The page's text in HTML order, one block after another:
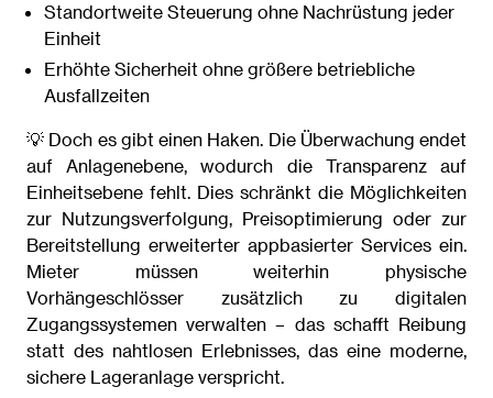
Standortweite Steuerung ohne Nachrüstung jeder
Einheit
Erhöhte Sicherheit ohne größere betriebliche
Ausfallzeiten
💡 Doch es gibt einen Haken. Die Überwachung endet
auf Anlagenebene, wodurch die Transparenz auf
Einheitsebene fehlt. Dies schränkt die Möglichkeiten
zur Nutzungsverfolgung, Preisoptimierung oder zur
Bereitstellung erweiterter appbasierter Services ein.
Mieter müssen weiterhin physische
Vorhängeschlösser zusätzlich zu digitalen
Zugangssystemen verwalten – das schafft Reibung
statt des nahtlosen Erlebnisses, das eine moderne,
sichere Lageranlage verspricht.